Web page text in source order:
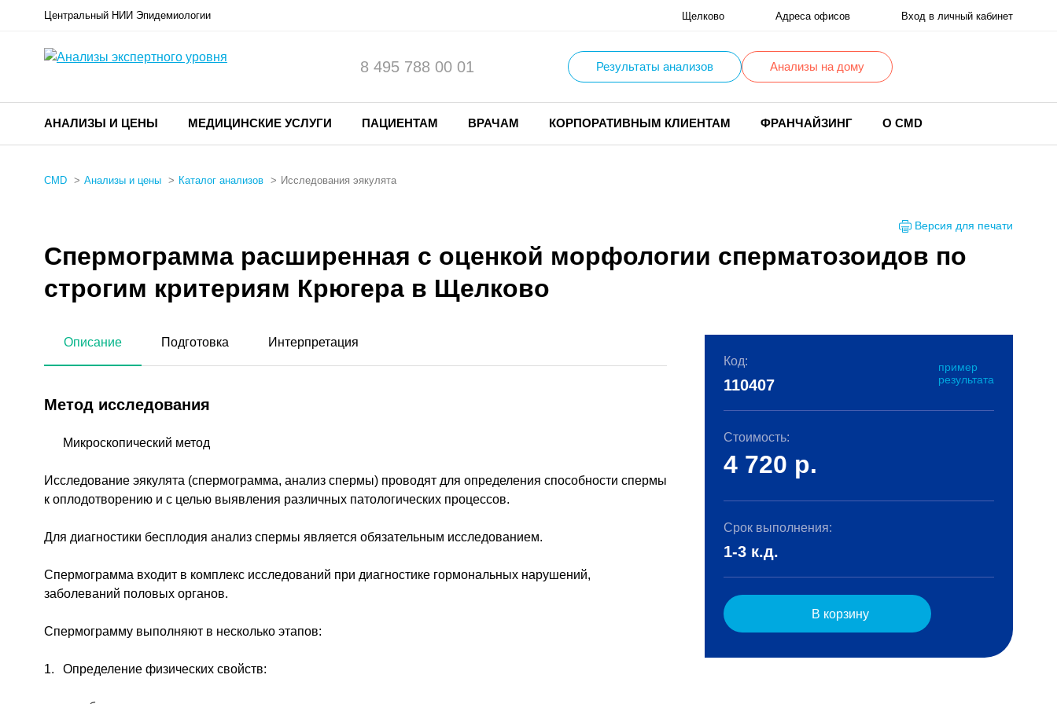
Центральный НИИ Эпидемиологии Щелково Адреса офисов Вход в личный кабинет
8 495 788 00 01 Результаты анализов Анализы на дому
АНАЛИЗЫ И ЦЕНЫ МЕДИЦИНСКИЕ УСЛУГИ ПАЦИЕНТАМ ВРАЧАМ КОРПОРАТИВНЫМ КЛИЕНТАМ ФРАНЧАЙЗИНГ О CMD
CMD Анализы и цены Каталог анализов Исследования эякулята
Версия для печати
Спермограмма расширенная с оценкой морфологии сперматозоидов по
строгим критериям Крюгера в Щелково
Описание Подготовка Интерпретация
Метод исследования
Микроскопический метод
Исследование эякулята (спермограмма, анализ спермы) проводят для определения способности спермы
к оплодотворению и с целью выявления различных патологических процессов.
Для диагностики бесплодия анализ спермы является обязательным исследованием.
Спермограмма входит в комплекс исследований при диагностике гормональных нарушений,
заболеваний половых органов.
Спермограмму выполняют в несколько этапов:
Определение физических свойств:
Код:
пример
результата
110407
Стоимость:
4 720 р.
Срок выполнения:
1-3 к.д.
В корзину